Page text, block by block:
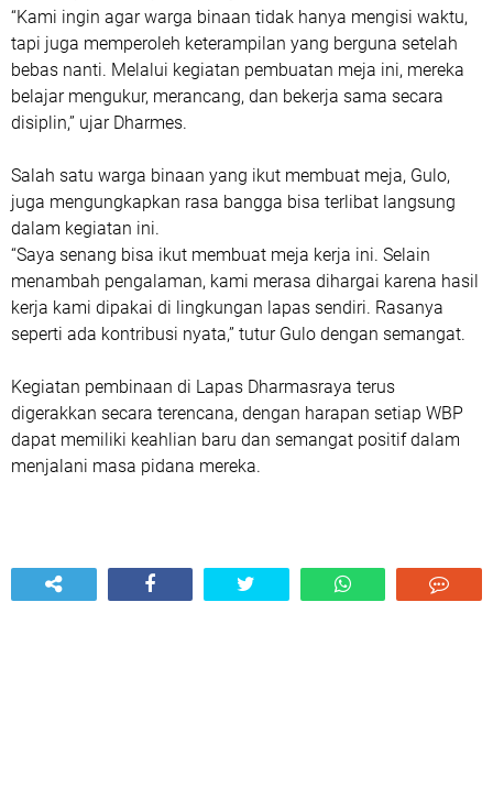
“Kami ingin agar warga binaan tidak hanya mengisi waktu,
tapi juga memperoleh keterampilan yang berguna setelah
bebas nanti. Melalui kegiatan pembuatan meja ini, mereka
belajar mengukur, merancang, dan bekerja sama secara
disiplin,” ujar Dharmes.
Salah satu warga binaan yang ikut membuat meja, Gulo,
juga mengungkapkan rasa bangga bisa terlibat langsung
dalam kegiatan ini.
“Saya senang bisa ikut membuat meja kerja ini. Selain
menambah pengalaman, kami merasa dihargai karena hasil
kerja kami dipakai di lingkungan lapas sendiri. Rasanya
seperti ada kontribusi nyata,” tutur Gulo dengan semangat.
Kegiatan pembinaan di Lapas Dharmasraya terus
digerakkan secara terencana, dengan harapan setiap WBP
dapat memiliki keahlian baru dan semangat positif dalam
menjalani masa pidana mereka.